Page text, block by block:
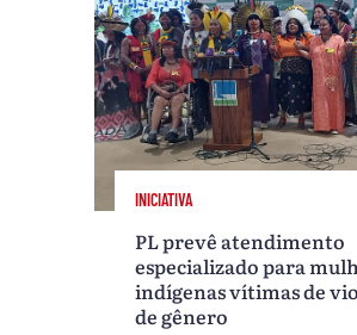
INICIATIVA
PL prevê atendimento
especializado para
indígenas vítimas de
de gênero